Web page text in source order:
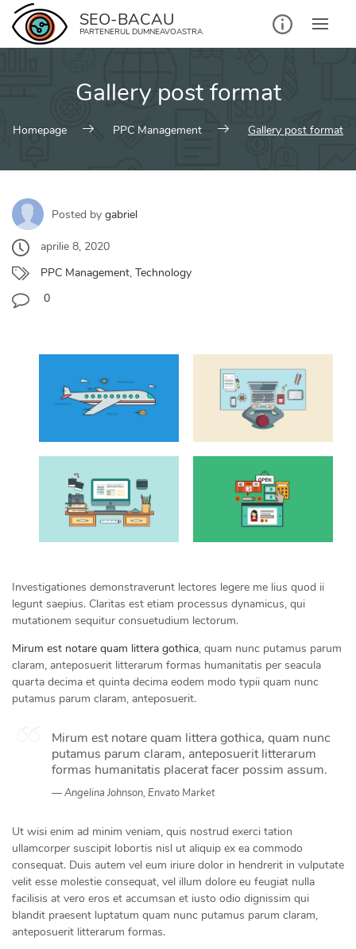
Skip
content
SEO-BACAU
PARTENERUL DUMNEAVOASTRA
Gallery post format
Homepage PPC Management Gallery post format
Posted by gabriel
aprilie 8, 2020
PPC Management, Technology
0
Investigationes demonstraverunt lectores legere me lius quod ii
legunt saepius. Claritas est etiam processus dynamicus, qui
mutationem sequitur consuetudium lectorum.
Mirum est notare quam littera gothica, quam nunc putamus parum
claram, anteposuerit litterarum formas humanitatis per seacula
quarta decima et quinta decima eodem modo typii quam nunc
putamus parum claram, anteposuerit.
Mirum est notare quam littera gothica, quam nunc
putamus parum claram, anteposuerit litterarum
formas humanitatis placerat facer possim assum.
Angelina Johnson, Envato Market
Ut wisi enim ad minim veniam, quis nostrud exerci tation
ullamcorper suscipit lobortis nisl ut aliquip ex ea commodo
consequat. Duis autem vel eum iriure dolor in hendrerit in vulputate
velit esse molestie consequat, vel illum dolore eu feugiat nulla
facilisis at vero eros et accumsan et iusto odio dignissim qui
blandit praesent luptatum quam nunc putamus parum claram,
anteposuerit litterarum formas.